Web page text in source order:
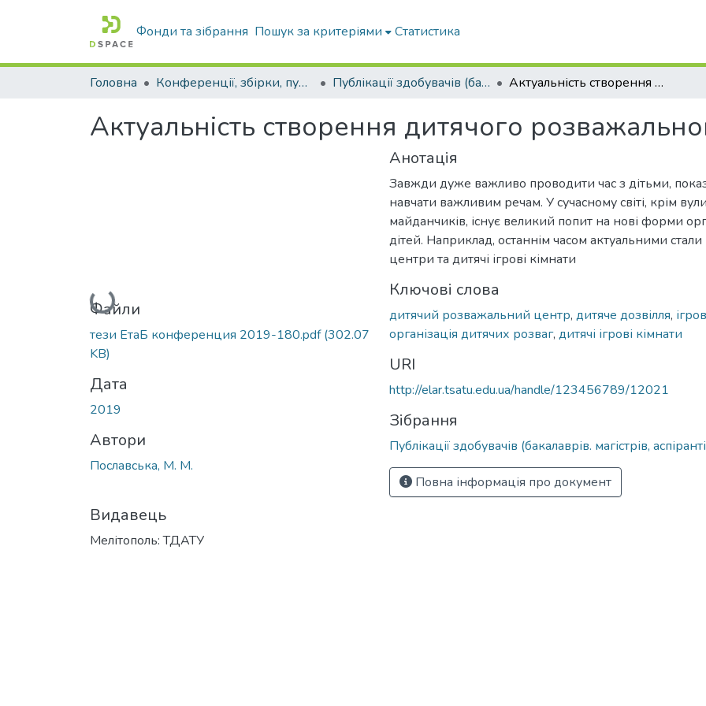
Фонди та зібрання Пошук за критеріями Статистика
Головна Конференції, збірки, публікації молодих вчених і здобувачів : магістрів, бакалаврів, аспірантів. Публікації здобувачів (бакалаврів. магістрів, аспірантів) Актуальність створення дитячого розважального центру
Актуальність створення дитячого
Вантажиться...
Файли
тези ЕтаБ конференция 2019-180.pdf(302.07
KB)
Дата
2019
Автори
Пославська, М. М.
Видавець
Мелітополь: ТДАТУ
Анотація
Завжди дуже важливо проводити час з дітьми,
навчати важливим речам. У сучасному світі, крім
майданчиків, існує великий попит на нові форми
дітей. Наприклад, останнім часом актуальними
центри та дитячі ігрові кімнати
Ключові слова
дитячий розважальний центр, дитяче дозвілля,
організація дитячих розваг, дитячі ігрові кімнати
URI
http://elar.tsatu.edu.ua/handle/123456789/12021
Зібрання
Публікації здобувачів (бакалаврів. магістрів,
Повна інформація про документ